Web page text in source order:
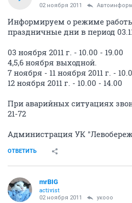
02 ноября 2011
Информируем о режиме
праздничные дни в период
03 ноября 2011 г. - 10.00 - 19.00
4,5,6 ноября выходной.
7 ноября - 11 ноября 2011 г. -
12 ноября 2011 г. - 10.00 - 14.00
При аварийных ситуациях
21-72
Администрация УК
ОТВЕТИТЬ
mrBIG
activist
02 ноября 2011 укооо